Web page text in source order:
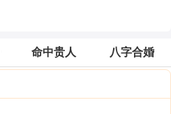
命中贵人 八字合婚